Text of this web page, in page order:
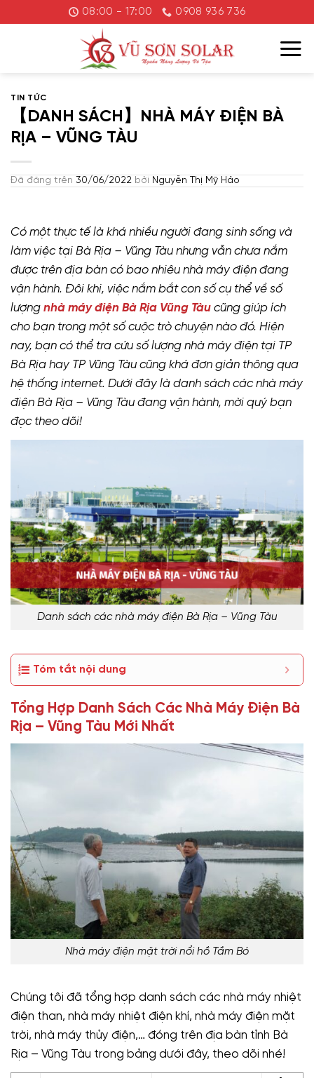
đến
08:00 - 17:00 0908 936 736
TIN TỨC
【DANH SÁCH】NHÀ MÁY ĐIỆN BÀ
RỊA – VŨNG TÀU
Đã đăng trên 30/06/2022 bởi Nguyễn Thị Mỹ Hảo
Có một thực tế là khá nhiều người đang sinh sống và
làm việc tại Bà Rịa – Vũng Tàu nhưng vẫn chưa nắm
được trên địa bàn có bao nhiêu nhà máy điện đang
vận hành. Đôi khi, việc nắm bắt con số cụ thể về số
lượng nhà máy điện Bà Rịa Vũng Tàu cũng giúp ích
cho bạn trong một số cuộc trò chuyện nào đó. Hiện
nay, bạn có thể tra cứu số lượng nhà máy điện tại TP
Bà Rịa hay TP Vũng Tàu cũng khá đơn giản thông qua
hệ thống internet. Dưới đây là danh sách các nhà máy
điện Bà Rịa – Vũng Tàu đang vận hành, mời quý bạn
đọc theo dõi!
Danh sách các nhà máy điện Bà Rịa – Vũng Tàu
Tóm tắt nội dung
Tổng Hợp Danh Sách Các Nhà Máy Điện Bà
Rịa – Vũng Tàu Mới Nhất
Nhà máy điện mặt trời nổi hồ Tầm Bó
Chúng tôi đã tổng hợp danh sách các nhà máy nhiệt
điện than, nhà máy nhiệt điện khí, nhà máy điện mặt
trời, nhà máy thủy điện,… đóng trên địa bàn tỉnh Bà
Rịa – Vũng Tàu trong bảng dưới đây, theo dõi nhé!